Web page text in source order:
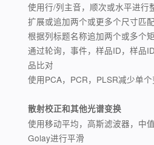
使用行/列主音，顺次或水平进行
扩展或追加两个或更多个尺寸匹
根据列标题名称追加两个或多个
通过轮询，事件，样品ID，样品
品比对
使用PCA，PCR，PLSR减少单
散射校正和其他光谱变换
使用移动平均，高斯滤波器，中
Golay进行平滑